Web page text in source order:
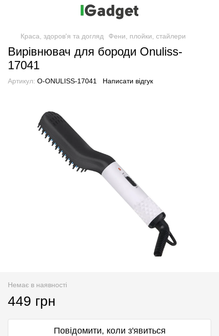
Краса, здоров'я та догляд Фени, плойки, стайлери
Вирівнювач для бороди Onuliss-
17041
Артикул: O-ONULISS-17041 Написати відгук
Немає в наявності
449 грн
Повідомити, коли з'явиться